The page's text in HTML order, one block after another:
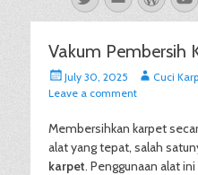
Vakum Pembersih
Posted
on
July 30, 2025 Author
Cuci
Leave a comment
Membersihkan karpet
alat yang tepat, salah
karpet. Penggunaan alat